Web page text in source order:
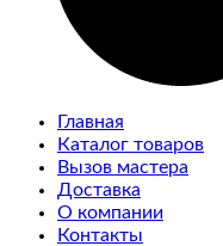
Главная
Каталог товаров
Вызов мастера
Доставка
О компании
Контакты